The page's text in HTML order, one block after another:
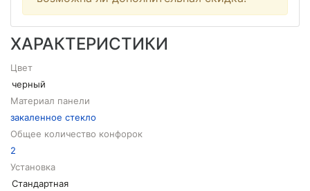
ХАРАКТЕРИСТИКИ
Цвет
черный
Материал панели
закаленное стекло
Общее количество конфорок
2
Установка
Стандартная